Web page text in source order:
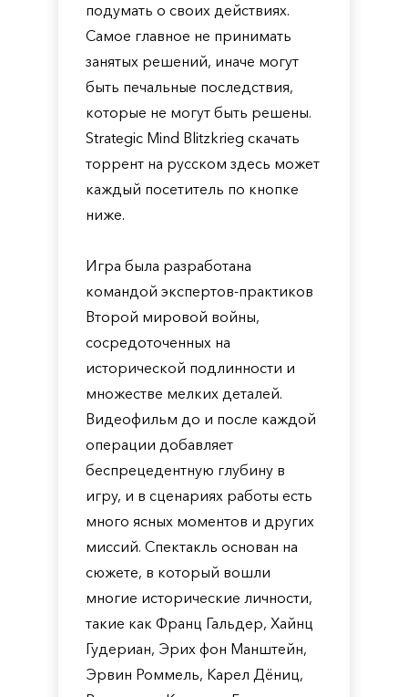
подумать о своих действиях.
Самое главное не принимать
занятых решений, иначе могут
быть печальные последствия,
которые не могут быть решены.
Strategic Mind Blitzkrieg скачать
торрент на русском здесь может
каждый посетитель по кнопке
ниже.
Игра была разработана
командой экспертов-практиков
Второй мировой войны,
сосредоточенных на
исторической подлинности и
множестве мелких деталей.
Видеофильм до и после каждой
операции добавляет
беспрецедентную глубину в
игру, и в сценариях работы есть
много ясных моментов и других
миссий. Спектакль основан на
сюжете, в который вошли
многие исторические личности,
такие как Франц Гальдер, Хайнц
Гудериан, Эрих фон Манштейн,
Эрвин Роммель, Карел Дёниц,